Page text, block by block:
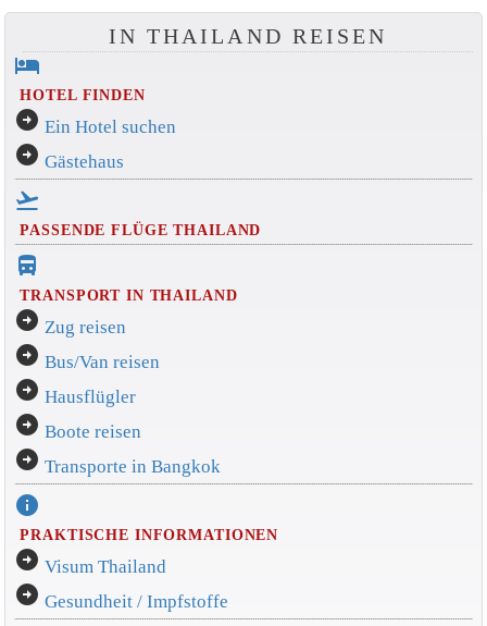
IN THAILAND REISEN
hotel
HOTEL FINDEN
arrow_circle_right Ein Hotel suchen
arrow_circle_right Gästehaus
flight_takeoff
PASSENDE FLÜGE THAILAND
directions_bus_filled
TRANSPORT IN THAILAND
arrow_circle_right Zug reisen
arrow_circle_right Bus/Van reisen
arrow_circle_right Hausflügler
arrow_circle_right Boote reisen
arrow_circle_right Transporte in Bangkok
info
PRAKTISCHE INFORMATIONEN
arrow_circle_right Visum Thailand
arrow_circle_right Gesundheit / Impfstoffe